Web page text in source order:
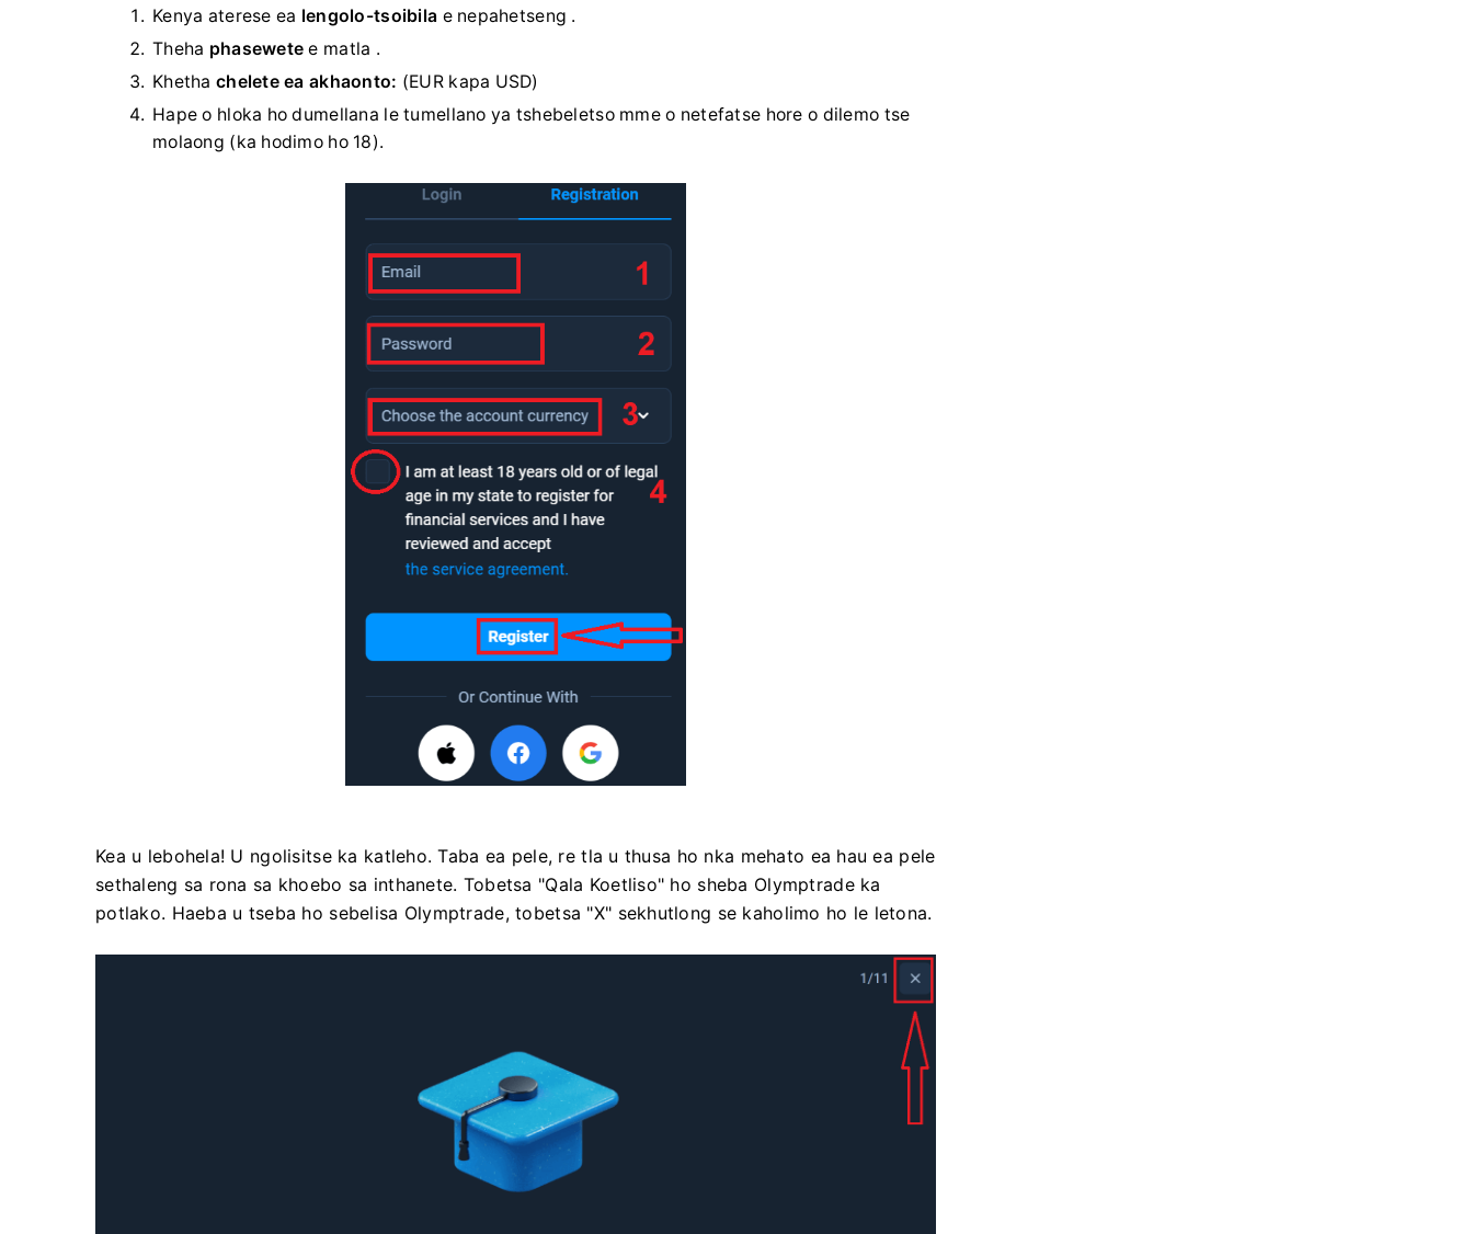
Kenya aterese ea lengolo-tsoibila e nepahetseng .
Theha phasewete e matla .
Khetha chelete ea akhaonto: (EUR kapa USD)
Hape o hloka ho dumellana le tumellano ya tshebeletso mme o netefatse hore o dilemo tse
molaong (ka hodimo ho 18).
Kea u lebohela! U ngolisitse ka katleho. Taba ea pele, re tla u thusa ho nka mehato ea hau ea pele
sethaleng sa rona sa khoebo sa inthanete. Tobetsa "Qala Koetliso" ho sheba Olymptrade ka
potlako. Haeba u tseba ho sebelisa Olymptrade, tobetsa "X" sekhutlong se kaholimo ho le letona.